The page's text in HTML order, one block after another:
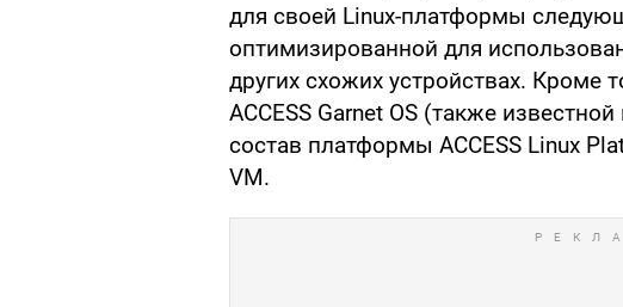
для своей Linux-платформы
оптимизированной для
других схожих устройствах. Кроме
ACCESS Garnet OS (также
состав платформы ACCESS Linux
VM.